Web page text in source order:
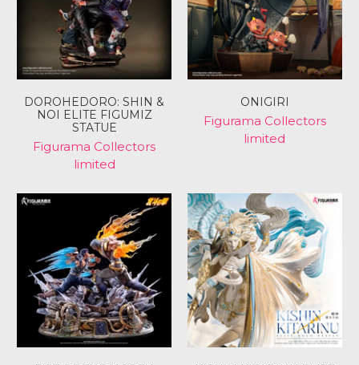
DOROHEDORO: SHIN &
NOI ELITE FIGUMIZ
STATUE
Figurama Collectors
limited
ONIGIRI
Figurama Collectors
limited
ログインが必要です
アカウントにログインして、ウィッシュリストに商品を
追加したり、以前に保存したアイテムを表示したりでき
ます。
ログイン